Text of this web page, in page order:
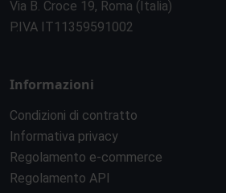
Via B. Croce 19, Roma (Italia)
P.IVA IT11359591002
Informazioni
Condizioni di contratto
Informativa privacy
Regolamento e-commerce
Regolamento API